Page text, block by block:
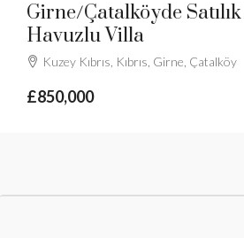
Girne/Çatalköyde
Havuzlu Villa
Kuzey Kıbrıs, Kıbrıs, Girne, Çatalköy
£850,000